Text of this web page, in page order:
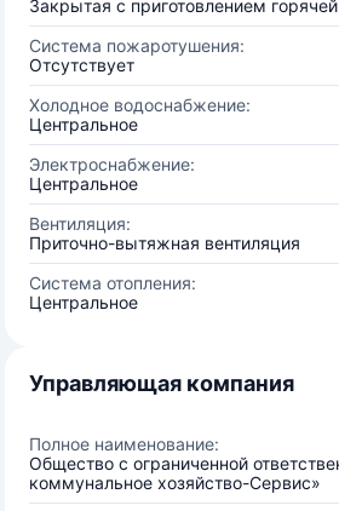
Закрытая с приготовлением
Система пожаротушения:
Отсутствует
Холодное водоснабжение:
Центральное
Электроснабжение:
Центральное
Вентиляция:
Приточно-вытяжная вентиляция
Система отопления:
Центральное
Управляющая компания
Полное наименование:
Общество с ограниченной
коммунальное хозяйство-Сервис»